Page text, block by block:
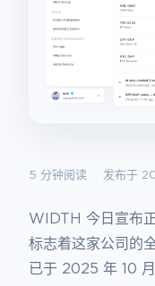
5 分钟阅读 发布于
WIDTH 今日宣布
标志着这家公司的
已于 2025 年 10